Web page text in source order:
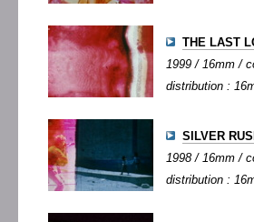
THE LAST
1999 / 16mm /
distribution :
SILVER
1998 / 16mm /
distribution :